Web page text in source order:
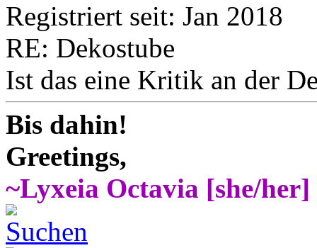
Registriert seit: Jan 2018
RE: Dekostube
Ist das eine Kritik an der
Bis dahin!
Greetings,
~Lyxeia Octavia [she/her]